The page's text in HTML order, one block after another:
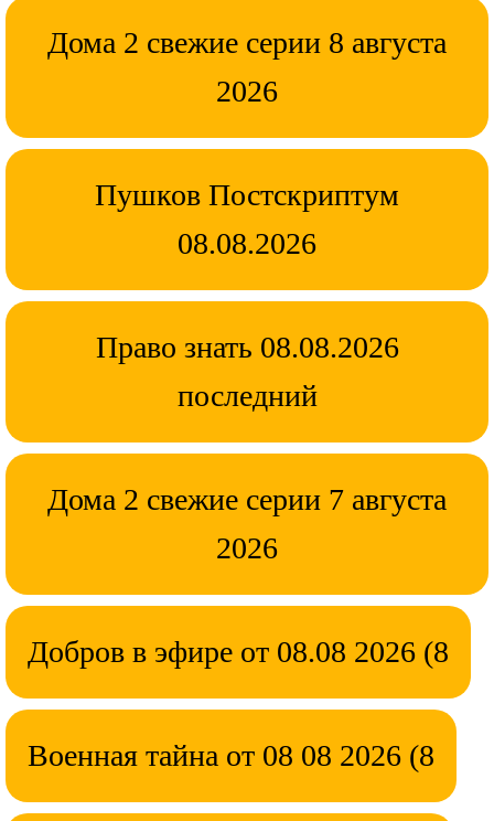
Дома 2 свежие серии 8 августа
2026
Пушков Постскриптум
08.08.2026
Право знать 08.08.2026
последний
Дома 2 свежие серии 7 августа
2026
Добров в эфире от 08.08 2026 (8
Военная тайна от 08 08 2026 (8